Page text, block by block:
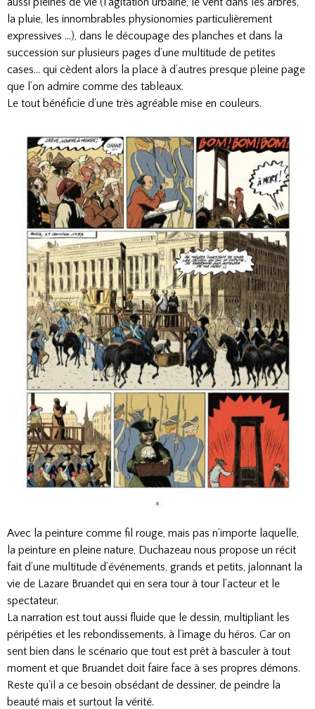
la pluie, les innombrables physionomies particulièrement
expressives …), dans le découpage des planches et dans la
succession sur plusieurs pages d’une multitude de petites
cases… qui cèdent alors la place à d’autres presque pleine page
que l’on admire comme des tableaux.
Le tout bénéficie d’une très agréable mise en couleurs.
Avec la peinture comme fil rouge, mais pas n’importe laquelle,
la peinture en pleine nature, Duchazeau nous propose un récit
fait d’une multitude d’événements, grands et petits, jalonnant la
vie de Lazare Bruandet qui en sera tour à tour l’acteur et le
spectateur.
La narration est tout aussi fluide que le dessin, multipliant les
péripéties et les rebondissements, à l’image du héros. Car on
sent bien dans le scénario que tout est prêt à basculer à tout
moment et que Bruandet doit faire face à ses propres démons.
Reste qu’il a ce besoin obsédant de dessiner, de peindre la
beauté mais et surtout la vérité.